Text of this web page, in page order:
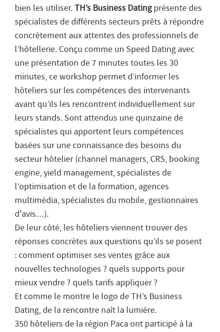
bien les utiliser. TH’s Business Datingprésente des
spécialistes de différents secteurs prêts à répondre
concrètement aux attentes des professionnels de
l’hôtellerie. Conçu comme un Speed Dating avec
une présentation de 7 minutes toutes les 30
minutes, ce workshop permet d’informer les
hôteliers sur les compétences des intervenants
avant qu’ils les rencontrent individuellement sur
leurs stands. Sont attendus une quinzaine de
spécialistes qui apportent leurs compétences
basées sur une connaissance des besoins du
secteur hôtelier (channel managers, CRS, booking
engine, yield management, spécialistes de
l’optimisation et de la formation, agences
multimédia, spécialistes du mobile, gestionnaires
d'avis…).
De leur côté, les hôteliers viennent trouver des
réponses concrètes aux questions qu’ils se posent
: comment optimiser ses ventes grâce aux
nouvelles technologies ? quels supports pour
mieux vendre ? quels tarifs appliquer ?
Et comme le montre le logo de TH’s Business
Dating, de la rencontre naît la lumière.
350 hôteliers de la région Paca ont participé à la